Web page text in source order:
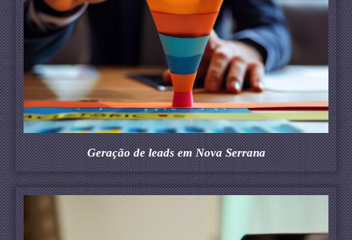
Geração de leads em Nova Serrana